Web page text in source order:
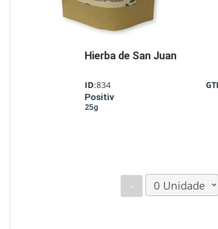
Hierba de San Juan
ID:834
Positiv
25g
-